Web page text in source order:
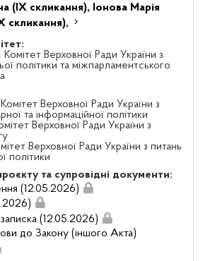
(IX скликання),
Іонова Марія
скликання),
Верховної Ради України з
політики та міжпарламентського
Верховної Ради України з
та інформаційної політики
Верховної Ради України з
Верховної Ради України з питань
політики
та супровідні документи:
(12.05.2026)
(12.05.2026)
до Закону (іншого Акта)